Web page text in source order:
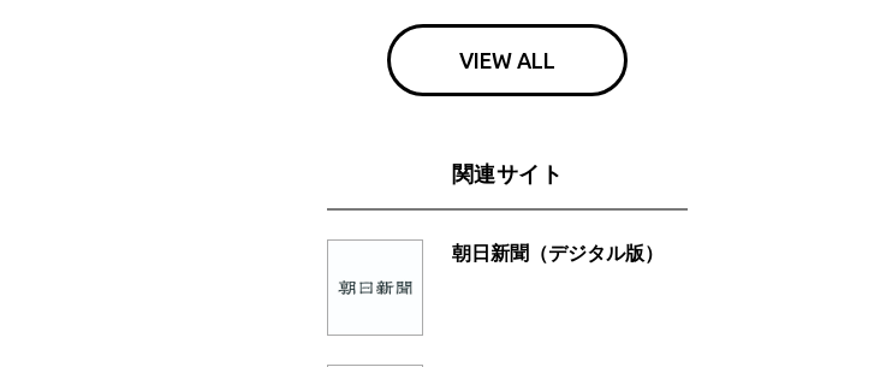
VIEW ALL
関連サイト
朝日新聞（デジタル版）